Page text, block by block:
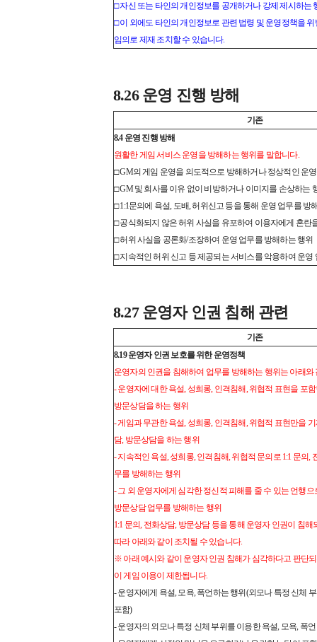
□ 자신 또는 타인의 개인정보를 공개하거나 강제 제시하는
□ 이 외에도 타인의 개인정보로 관련 법령 및 운영정책을
임의로 제재 조치할 수 있습니다.
8.26 운영 진행 방해
기존
8.4 운영 진행 방해
원활한 게임 서비스 운영을 방해하는 행위를 말합니다.
□ GM의 게임 운영을 의도적으로 방해하거나 정상적인 운
□ GM 및 회사를 이유 없이 비방하거나 이미지를 손상하는
□ 1:1문의에 욕설, 도배, 허위신고 등을 통해 운영 업무를 방
□ 공식화되지 않은 허위 사실을 유포하여 이용자에게 혼란
□ 허위 사실을 공론화/조장하여 운영 업무를 방해하는 행위
□ 지속적인 허위 신고 등 제공되는 서비스를 악용하여 운영
8.27 운영자 인권 침해 관련
기존
8.19 운영자 인권 보호를 위한 운영정책
운영자의 인권을 침해하여 업무를 방해하는 행위는 아래와
- 운영자에 대한 욕설, 성희롱, 인격침해, 위협적 표현을 포함
방문상담을 하는 행위
- 게임과 무관한 욕설, 성희롱, 인격침해, 위협적 표현만을
담, 방문상담을 하는 행위
- 지속적인 욕설, 성희롱, 인격침해, 위협적 문의로 1:1 문의,
무를 방해하는 행위
- 그 외 운영자에게 심각한 정신적 피해를 줄 수 있는 언행으
방문상담 업무를 방해하는 행위
1:1 문의, 전화상담, 방문상담 등을 통해 운영자 인권이 침
따라 아래와 같이 조치될 수 있습니다.
※ 아래 예시와 같이 운영자 인권 침해가 심각하다고 판단
이 게임 이용이 제한됩니다.
- 운영자에게 욕설, 모욕, 폭언하는 행위(외모나 특정 신체
포함)
- 운영자의 외모나 특정 신체 부위를 이용한 욕설, 모욕, 폭언